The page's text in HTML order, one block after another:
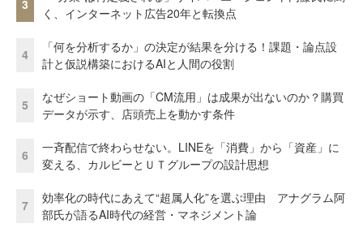
3
く、インターネット広告20年と転換点
4
「何を分析するか」の決定が結果を分ける！課題・論点設
計と仮説構築におけるAIと人間の役割
5
なぜショート動画の「CM流用」は成果が出ないのか？購買
データが示す、店頭売上を動かす条件
6
一斉配信で終わらせない。LINEを「消費」から「資産」に
変える、カルビーとＵＴグループの設計思想
7
効率化の時代にあえて“超属人化”を選ぶ理由 アナグラム阿
部氏が語るAI時代の経営・マネジメント論